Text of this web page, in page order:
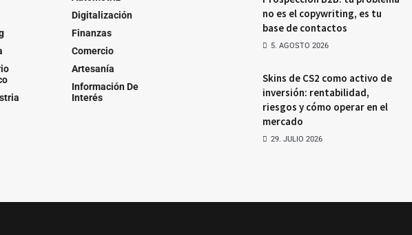
Digitalización
Finanzas
Comercio
Artesanía
Información De
Interés
no es el copywriting, es tu
base de contactos
5. AGOSTO 2026
Skins de CS2 como activo de
inversión: rentabilidad,
riesgos y cómo operar en el
mercado
29. JULIO 2026